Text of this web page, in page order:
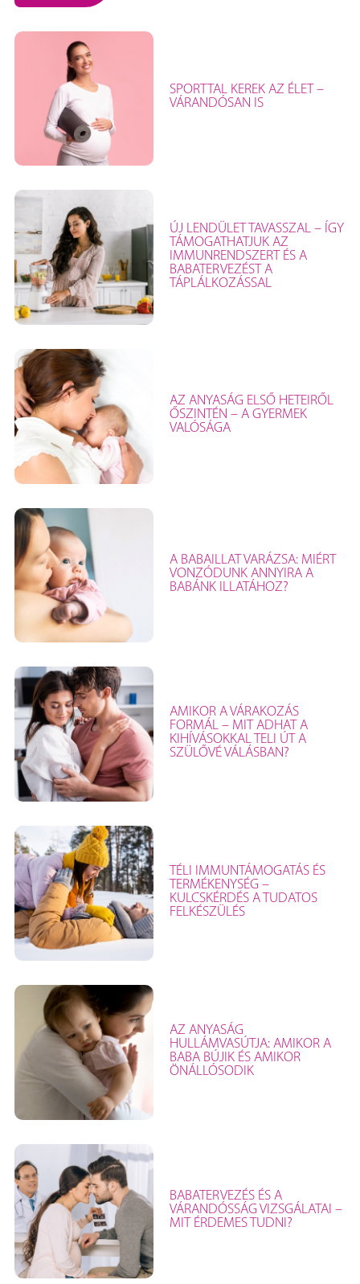
SPORTTAL KEREK AZ ÉLET –
VÁRANDÓSAN IS
ÚJ LENDÜLET TAVASSZAL – ÍGY
TÁMOGATHATJUK AZ
IMMUNRENDSZERT ÉS A
BABATERVEZÉST A
TÁPLÁLKOZÁSSAL
AZ ANYASÁG ELSŐ HETEIRŐL
ŐSZINTÉN – A GYERMEK
VALÓSÁGA
A BABAILLAT VARÁZSA: MIÉRT
VONZÓDUNK ANNYIRA A
BABÁNK ILLATÁHOZ?
AMIKOR A VÁRAKOZÁS
FORMÁL – MIT ADHAT A
KIHÍVÁSOKKAL TELI ÚT A
SZÜLŐVÉ VÁLÁSBAN?
TÉLI IMMUNTÁMOGATÁS ÉS
TERMÉKENYSÉG –
KULCSKÉRDÉS A TUDATOS
FELKÉSZÜLÉS
AZ ANYASÁG
HULLÁMVASÚTJA: AMIKOR A
BABA BÚJIK ÉS AMIKOR
ÖNÁLLÓSODIK
BABATERVEZÉS ÉS A
VÁRANDÓSSÁG VIZSGÁLATAI –
MIT ÉRDEMES TUDNI?